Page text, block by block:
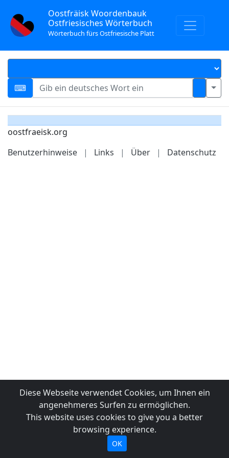
Oostfräisk Woordenbauk
Ostfriesisches Wörterbuch
Wörterbuch fürs Ostfriesische Platt
oostfraeisk.org
Benutzerhinweise
| Links | Über | Datenschutz
Diese Webseite verwendet Cookies, um Ihnen ein
angenehmeres Surfen zu ermöglichen.
This website uses cookies to give you a better
browsing experience.
OK